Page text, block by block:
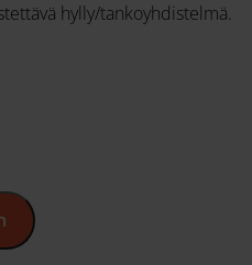
hylly/tankoyhdistelmä.